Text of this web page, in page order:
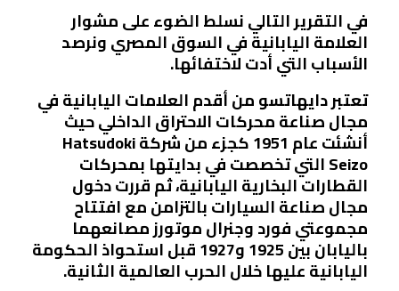
في التقرير التالي نسلط الضوء على مشوار
العلامة اليابانية في السوق المصري ونرصد
الأسباب التي أدت لاختفائها.
تعتبر دايهاتسو من أقدم العلامات اليابانية في
مجال صناعة محركات الاحتراق الداخلي حيث
أنشئت عام 1951 كجزء من شركة Hatsudoki
Seizo التي تخصصت في بدايتها بمحركات
القطارات البخارية اليابانية، ثم قررت دخول
مجال صناعة السيارات بالتزامن مع افتتاح
مجموعتي فورد وجنرال موتورز مصانعهما
باليابان بين 1925 و1927 قبل استحواذ الحكومة
اليابانية عليها خلال الحرب العالمية الثانية.